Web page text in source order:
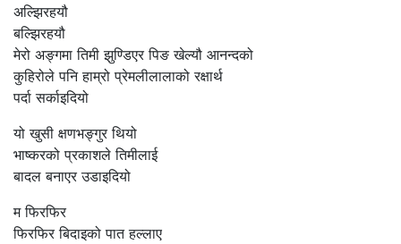
अल्झिरहयौ
बल्झिरहयौ
मेरो अङ्गमा तिमी झुण्डिएर पिङ खेल्यौ आनन्दको
कुहिरोले पनि हाम्रो प्रेमलीलालाको रक्षार्थ
पर्दा सर्काइदियो
यो खुसी क्षणभङ्गुर थियो
भाष्करको प्रकाशले तिमीलाई
बादल बनाएर उडाइदियो
म फिरफिर
फिरफिर बिदाइको पात हल्लाए